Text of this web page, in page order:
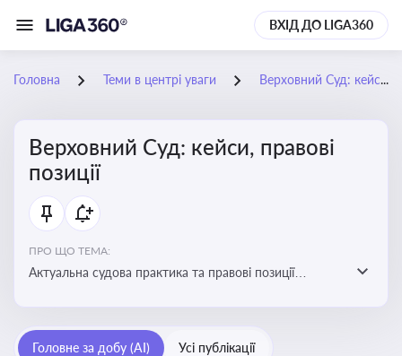
ВХІД ДО LIGA360
Головна Теми в центрі уваги Верховний Суд: кейси, правові позиції
Верховний Суд: кейси, правові
позиції
ПРО ЩО ТЕМА:
Актуальна судова практика та правові позиції
Головне за добу (AI) Усі публікації